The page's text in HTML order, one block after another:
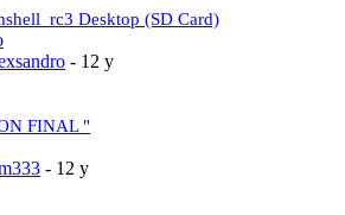
Desktop (SD Card)
- 12 y
FINAL "
- 12 y